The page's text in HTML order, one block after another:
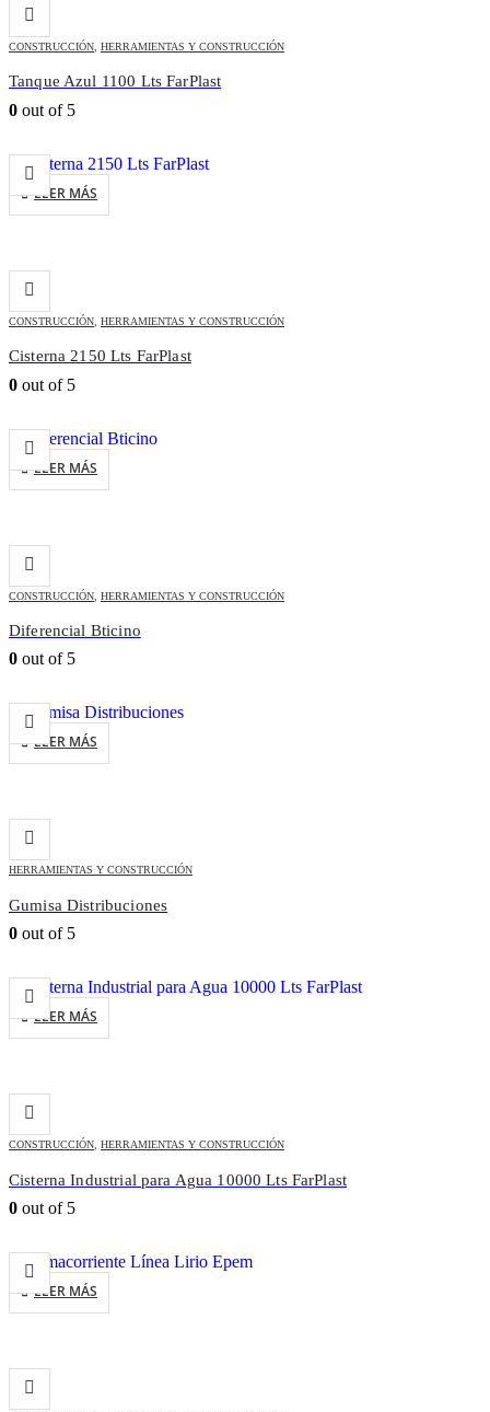
CONSTRUCCIÓN HERRAMIENTAS Y CONSTRUCCIÓN
Tanque Azul 1100 Lts FarPlast
0 out of 5
LEER MÁS
CONSTRUCCIÓN HERRAMIENTAS Y CONSTRUCCIÓN
Cisterna 2150 Lts FarPlast
0 out of 5
LEER MÁS
CONSTRUCCIÓN HERRAMIENTAS Y CONSTRUCCIÓN
Diferencial Bticino
0 out of 5
LEER MÁS
HERRAMIENTAS Y CONSTRUCCIÓN
Gumisa Distribuciones
0 out of 5
LEER MÁS
CONSTRUCCIÓN, HERRAMIENTAS Y CONSTRUCCIÓN
Cisterna Industrial para Agua 10000 Lts FarPlast
0 out of 5
LEER MÁS